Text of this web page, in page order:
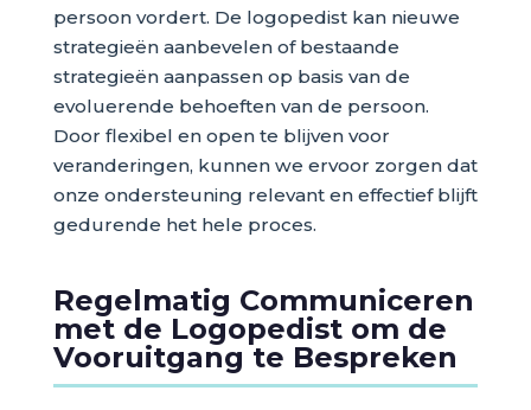
persoon vordert. De logopedist kan nieuwe
strategieën aanbevelen of bestaande
strategieën aanpassen op basis van de
evoluerende behoeften van de persoon.
Door flexibel en open te blijven voor
veranderingen, kunnen we ervoor zorgen dat
onze ondersteuning relevant en effectief blijft
gedurende het hele proces.
Regelmatig Communiceren
met de Logopedist om de
Vooruitgang te Bespreken